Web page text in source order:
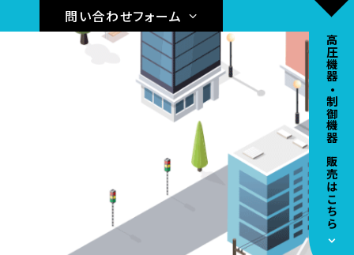
高圧機器•制御機器の販売はこちら
問い合わせフォーム